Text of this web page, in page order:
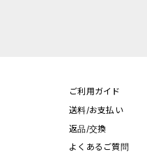
ご利用ガイド
送料/お支払い
返品/交換
よくあるご質問